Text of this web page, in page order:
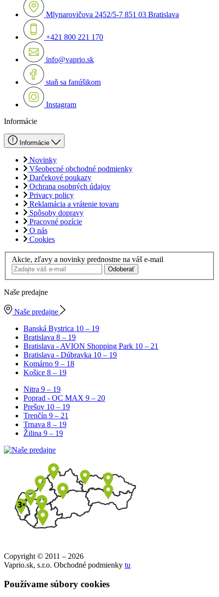
Mlynarovičova 2452/5-7 851 03 Bratislava
+421 800 221 170
info@vaprio.sk
staň sa fanúšikom
Instagram
Informácie
Informácie
Novinky
Všeobecné obchodné podmienky
Darčekové poukazy
Ochrana osobných údajov
Privacy policy
Reklamácia a vrátenie tovaru
Spôsoby dopravy
Pracovné pozície
O nás
Cookies
Akcie, zľavy a novinky prednostne na váš e-mail
Odoberať
Naše predajne
Naše predajne
Banská Bystrica 10 – 19
Bratislava 8 – 19
Bratislava - AVION Shopping Park 10 – 21
Bratislava - Dúbravka 10 – 19
Komárno 9 – 18
Košice 8 – 19
Nitra 9 – 19
Poprad - OC MAX 9 – 20
Prešov 10 – 19
Trenčín 9 – 21
Trnava 8 – 19
Žilina 9 – 19
Copyright © 2011 – 2026
Vaprio.sk, s.r.o. Obchodné podmienky tu
Používame súbory cookies